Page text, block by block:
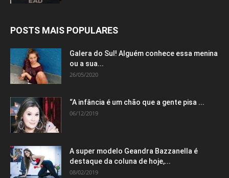
POSTS MAIS POPULARES
Galera do Sul! Alguém conhece essa menina
ou a sua...
26/05/2020
“A infância é um chão que a gente pisa ...
06/12/2019
A super modelo Geandra Bazzanella é
destaque da coluna de hoje,...
08/02/2019